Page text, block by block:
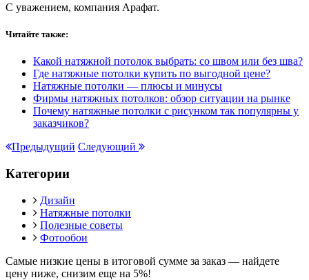
С уважением, компания Арафат.
Читайте также:
Какой натяжной потолок выбрать: со швом или без шва?
Где натяжные потолки купить по выгодной цене?
Натяжные потолки — плюсы и минусы
Фирмы натяжных потолков: обзор ситуации на рынке
Почему натяжные потолки с рисунком так популярны у
заказчиков?
Предыдущий Следующий
Категории
Дизайн
Натяжные потолки
Полезные советы
Фотообои
Самые низкие цены в итоговой сумме за заказ — найдете
цену ниже, снизим еще на 5%!